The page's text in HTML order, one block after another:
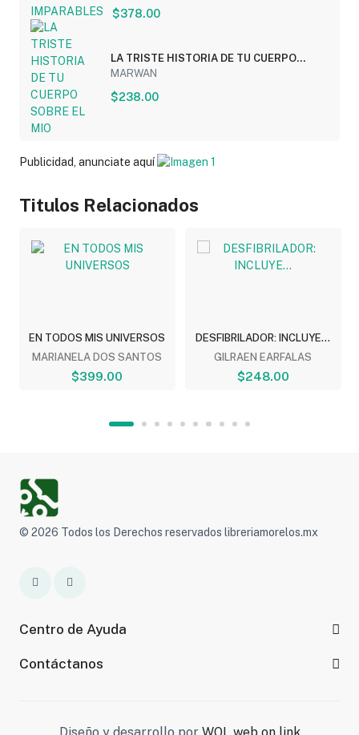
$378.00
LA TRISTE HISTORIA DE TU CUERPO
SOBRE EL MIO
MARWAN
$238.00
Publicidad, anunciate aquí
Titulos Relacionados
EN TODOS MIS UNIVERSOS
MARIANELA DOS SANTOS
$399.00
DESFIBRILADOR: INCLUYE...
GILRAEN EARFALAS
$248.00
© 2026 Todos los Derechos reservados libreriamorelos.mx
Centro de Ayuda
Contáctanos
Diseño y desarrollo por WOL web on link